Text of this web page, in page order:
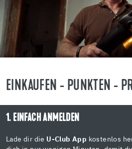
EINKAUFEN - PUNKTEN -
1. EINFACH ANMELDEN
Lade dir die U-Club App kostenlos